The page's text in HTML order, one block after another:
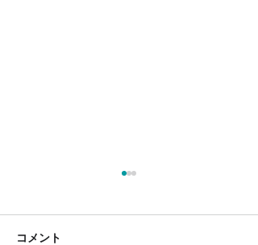
コメント